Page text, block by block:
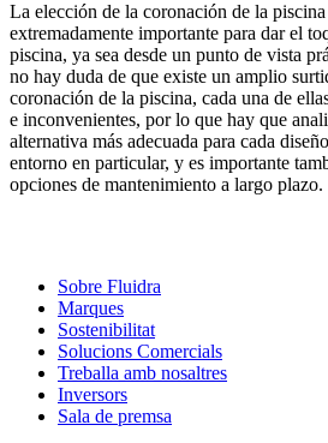
La elección de la coronación de la piscina
extremadamente importante para dar el
piscina, ya sea desde un punto de vista
no hay duda de que existe un amplio
coronación de la piscina, cada una de
e inconvenientes, por lo que hay que
alternativa más adecuada para cada
entorno en particular, y es importante
opciones de mantenimiento a largo plazo.
Sobre Fluidra
Marques
Sostenibilitat
Solucions Comercials
Treballa amb nosaltres
Inversors
Sala de premsa